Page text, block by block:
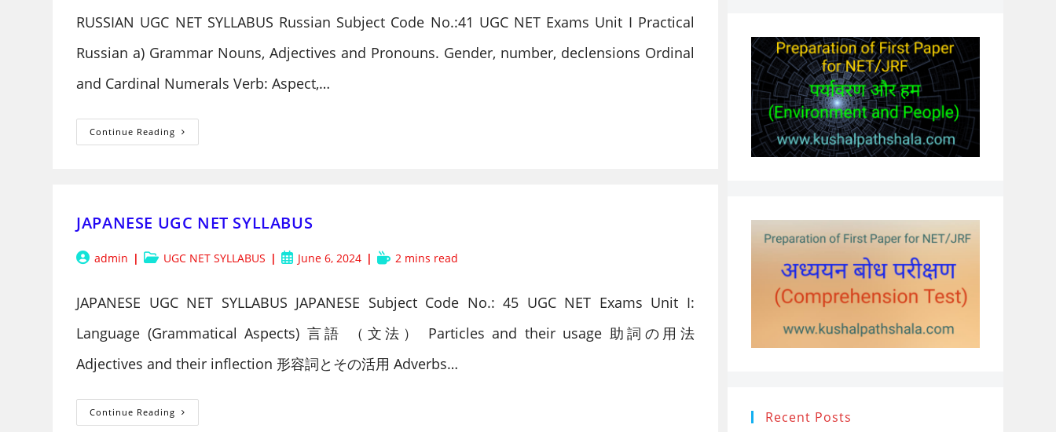
RUSSIAN UGC NET SYLLABUS Russian Subject Code No.:41 UGC NET Exams Unit I Practical
Russian a) Grammar Nouns, Adjectives and Pronouns. Gender, number, declensions Ordinal
and Cardinal Numerals Verb: Aspect,…
Continue Reading RUSSIAN
UGC
JAPANESE UGC NET SYLLABUS
Postadmin
PostUGC NET SYLLABUS
PostJune 6, 2024
Reading
2 mins read
JAPANESE UGC NET SYLLABUS JAPANESE Subject Code No.: 45 UGC NET Exams Unit I:
Language (Grammatical Aspects) 言語 （文法） Particles and their usage 助詞の用法
Adjectives and their inflection 形容詞とその活用 Adverbs…
Continue Reading JAPANESE
UGC Recent Posts